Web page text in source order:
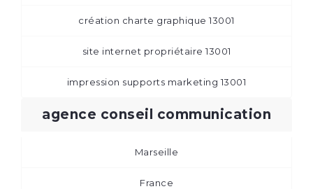
création charte graphique 13001
site internet propriétaire 13001
impression supports marketing 13001
agence conseil communication
Marseille
France